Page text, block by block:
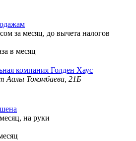
сом за месяц, до вычета налогов
в месяц
компания Голден Хаус
Аалы Токомбаева, 21Б
на руки